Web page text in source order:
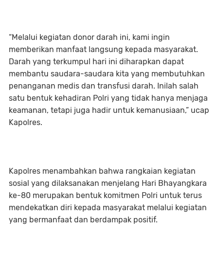
“Melalui kegiatan donor darah ini, kami ingin
memberikan manfaat langsung kepada masyarakat.
Darah yang terkumpul hari ini diharapkan dapat
membantu saudara-saudara kita yang membutuhkan
penanganan medis dan transfusi darah. Inilah salah
satu bentuk kehadiran Polri yang tidak hanya menjaga
keamanan, tetapi juga hadir untuk kemanusiaan,” ucap
Kapolres.
Kapolres menambahkan bahwa rangkaian kegiatan
sosial yang dilaksanakan menjelang Hari Bhayangkara
ke-80 merupakan bentuk komitmen Polri untuk terus
mendekatkan diri kepada masyarakat melalui kegiatan
yang bermanfaat dan berdampak positif.